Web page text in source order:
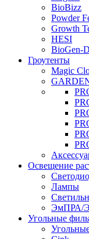
BioBizz
Powder
Growth
HESI
BioGen-
Гроутенты
Magic
Освещение
Лампы
ЭмПРА/
Угольные